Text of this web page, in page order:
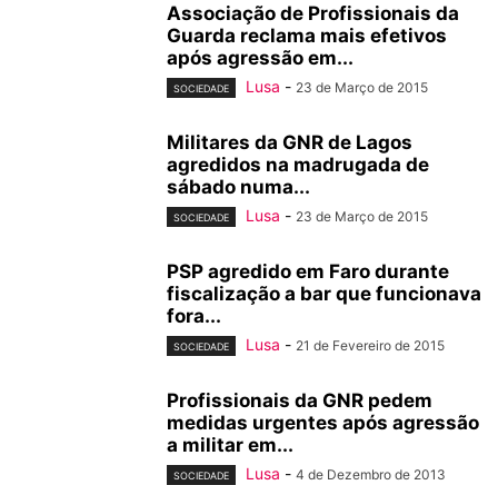
Associação de Profissionais da
Guarda reclama mais efetivos
após agressão em...
SOCIEDADE Lusa - 23 de Março de 2015
Militares da GNR de Lagos
agredidos na madrugada de
sábado numa...
SOCIEDADE Lusa - 23 de Março de 2015
PSP agredido em Faro durante
fiscalização a bar que funcionava
fora...
SOCIEDADE Lusa - 21 de Fevereiro de 2015
Profissionais da GNR pedem
medidas urgentes após agressão
a militar em...
SOCIEDADE Lusa - 4 de Dezembro de 2013